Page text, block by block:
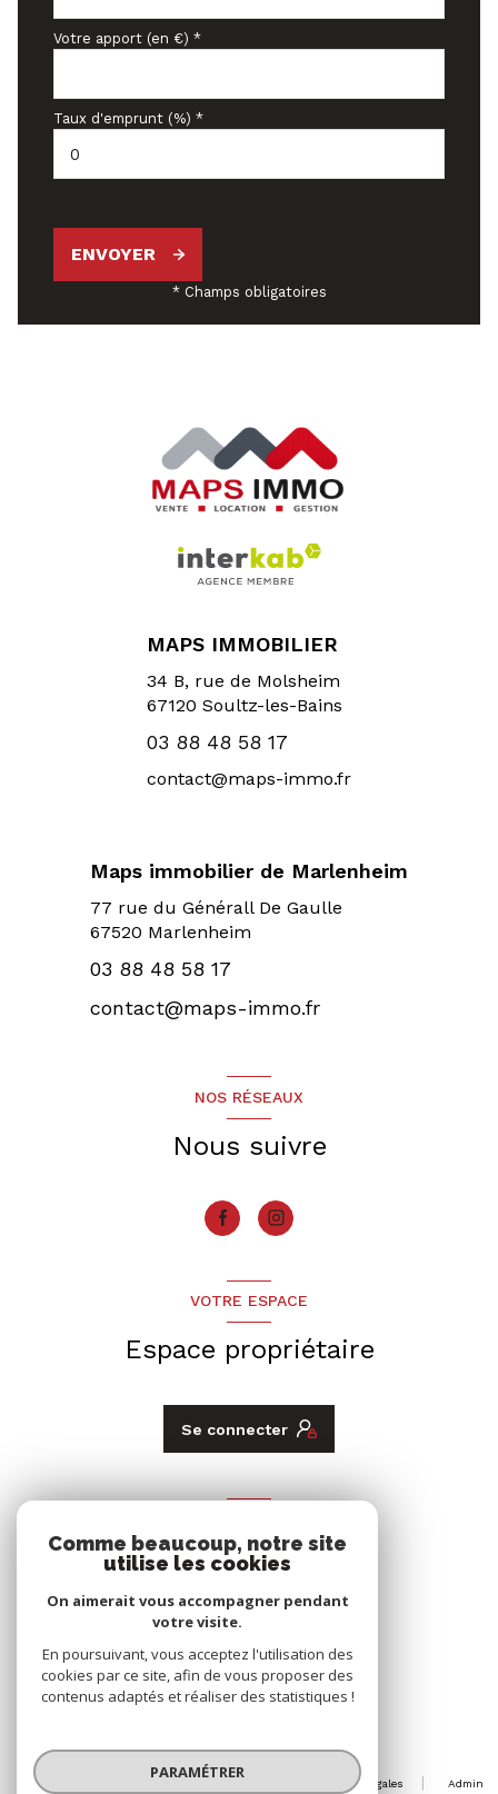
Votre apport (en €) *
Taux d'emprunt (%) *
ENVOYER
* Champs obligatoires
MAPS IMMOBILIER
34 B, rue de Molsheim
67120 Soultz-les-Bains
03 88 48 58 17
contact@maps-immo.fr
Maps immobilier de Marlenheim
77 rue du Générall De Gaulle
67520 Marlenheim
03 88 48 58 17
contact@maps-immo.fr
NOS RÉSEAUX
Nous suivre
VOTRE ESPACE
Espace propriétaire
Se connecter
Nous adhérons
© 2026 | Tous droits réservés
Mentions légales Admin
Comme beaucoup, notre site
utilise les cookies
On aimerait vous accompagner pendant
votre visite.
En poursuivant, vous acceptez l'utilisation des
cookies par ce site, afin de vous proposer des
contenus adaptés et réaliser des statistiques !
PARAMÉTRER